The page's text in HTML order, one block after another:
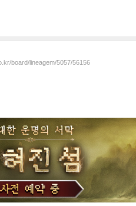
board/lineagem/5057/56156